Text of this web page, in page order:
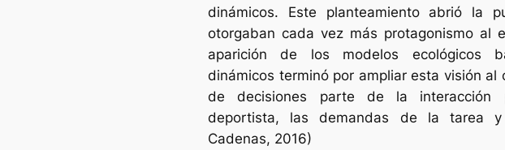
dinámicos. Este planteamiento abrió la
otorgaban cada vez más protagonismo al
aparición de los modelos ecológicos
dinámicos terminó por ampliar esta visión al
de decisiones parte de la interacción
deportista, las demandas de la tarea
Cadenas, 2016)